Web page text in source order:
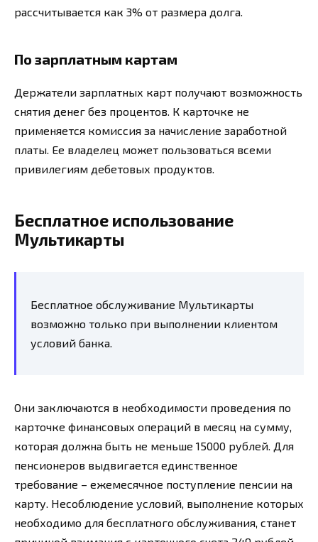
рассчитывается как 3% от размера долга.
По зарплатным картам
Держатели зарплатных карт получают возможность
снятия денег без процентов. К карточке не
применяется комиссия за начисление заработной
платы. Ее владелец может пользоваться всеми
привилегиям дебетовых продуктов.
Бесплатное использование
Мультикарты
Бесплатное обслуживание Мультикарты
возможно только при выполнении клиентом
условий банка.
Они заключаются в необходимости проведения по
карточке финансовых операций в месяц на сумму,
которая должна быть не меньше 15000 рублей. Для
пенсионеров выдвигается единственное
требование – ежемесячное поступление пенсии на
карту. Несоблюдение условий, выполнение которых
необходимо для бесплатного обслуживания, станет